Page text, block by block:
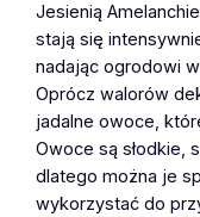
Jesienią
stają się
nadając ogrodowi
Oprócz walorów
jadalne owoce,
Owoce są słodkie,
dlatego można je
wykorzystać do